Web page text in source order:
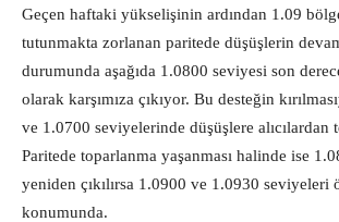
Geçen haftaki yükselişinin ardından 1.09
tutunmakta zorlanan paritede düşüşlerin
durumunda aşağıda 1.0800 seviyesi son
olarak karşımıza çıkıyor. Bu desteğin
ve 1.0700 seviyelerinde düşüşlere alıcılardan
Paritede toparlanma yaşanması halinde ise
yeniden çıkılırsa 1.0900 ve 1.0930 seviyeleri
konumunda.